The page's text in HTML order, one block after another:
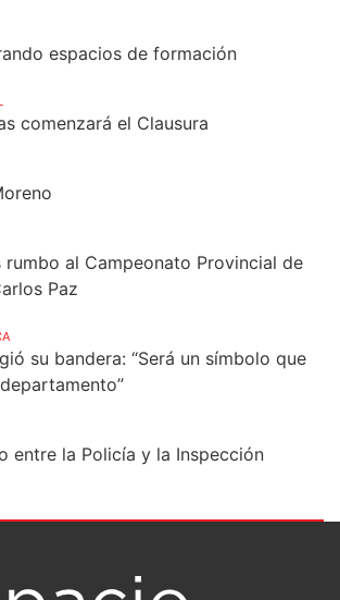
espacios de formación
comenzará el Clausura
rumbo al Campeonato Provincial de
Paz
su bandera: “Será un símbolo que
entre la Policía y la Inspección